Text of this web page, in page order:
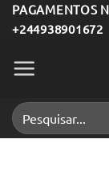
Skip
to
content
PAGAMENTOS
+244938901672
Pesquisar
por: